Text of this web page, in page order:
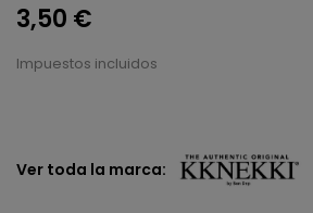
3,50 €
Impuestos incluidos
Ver toda la marca: